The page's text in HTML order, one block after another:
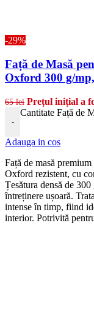
-29%
Față de Masă
Oxford 300 g/
65lei Prețul inițial a
-
Cantitate Față de
Adauga in cos
Față de masă
Oxford rezistent, cu
Țesătura densă de
întreținere ușoară.
intense în timp, fiind
interior. Potrivită